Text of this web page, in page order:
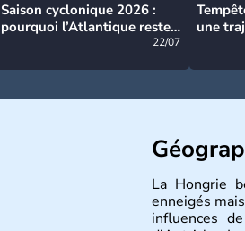
Saison cyclonique 2026 :
pourquoi l’Atlantique reste
22/07
une
La Hongrie
enneigés
influences